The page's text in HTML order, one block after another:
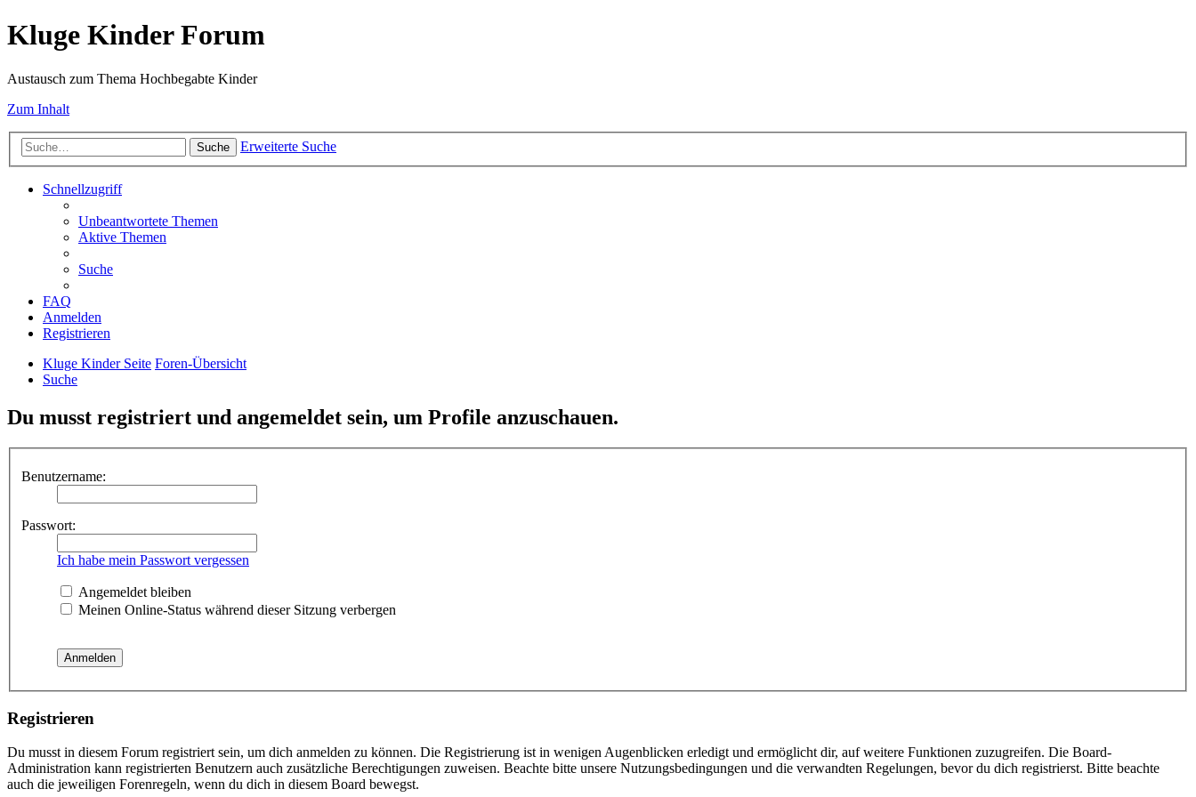
Kluge Kinder Forum
Austausch zum Thema Hochbegabte Kinder
Zum Inhalt
Suche Erweiterte Suche
Schnellzugriff
Unbeantwortete Themen
Aktive Themen
Suche
FAQ
Anmelden
Registrieren
Kluge Kinder Seite Foren-Übersicht
Suche
Du musst registriert und angemeldet sein, um Profile anzuschauen.
Benutzername:
Passwort:
Ich habe mein Passwort vergessen
Angemeldet bleiben
Meinen Online-Status während dieser Sitzung verbergen
Registrieren
Du musst in diesem Forum registriert sein, um dich anmelden zu können. Die Registrierung ist in wenigen Augenblicken erledigt und ermöglicht dir, auf weitere Funktionen zuzugreifen. Die Board-
Administration kann registrierten Benutzern auch zusätzliche Berechtigungen zuweisen. Beachte bitte unsere Nutzungsbedingungen und die verwandten Regelungen, bevor du dich registrierst. Bitte beachte
auch die jeweiligen Forenregeln, wenn du dich in diesem Board bewegst.